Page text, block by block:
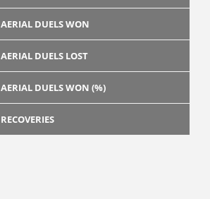
AERIAL DUELS WON
AERIAL DUELS LOST
AERIAL DUELS WON (%)
RECOVERIES